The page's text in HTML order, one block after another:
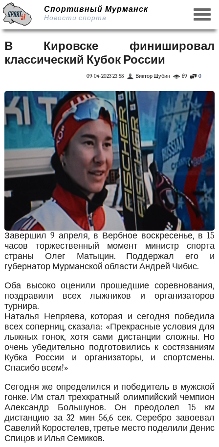
Спортивный Мурманск
Новости спорта
В Кировске финишировал
классический Кубок России
0
69
Виктор Шубин
09-04-2023 23:58
Завершил 9 апреля, в Вербное воскресенье, в 15
часов торжественный момент министр спорта
страны Олег Матыцин. Поддержал его и
губернатор Мурманской области Андрей Чибис.
Оба высоко оценили прошедшие соревнования,
поздравили всех лыжников и организаторов
турнира.
Наталья Непряева, которая и сегодня победила
всех соперниц, сказала: «Прекрасные условия для
лыжных гонок, хотя сами дистанции сложны. Но
очень убедительно подготовились к состязаниям
Кубка России и организаторы, и спортсмены.
Спасибо всем!»
Сегодня же определился и победитель в мужской
гонке. Им стал трехкратный олимпийский чемпион
Александр Большунов. Он преодолел 15 км
дистанцию за 32 мин 56,6 сек. Серебро завоевал
Савелий Коростелев, третье место поделили Денис
Спицов и Илья Семиков.